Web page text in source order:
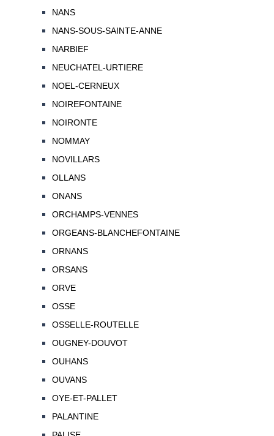
NANS
NANS-SOUS-SAINTE-ANNE
NARBIEF
NEUCHATEL-URTIERE
NOEL-CERNEUX
NOIREFONTAINE
NOIRONTE
NOMMAY
NOVILLARS
OLLANS
ONANS
ORCHAMPS-VENNES
ORGEANS-BLANCHEFONTAINE
ORNANS
ORSANS
ORVE
OSSE
OSSELLE-ROUTELLE
OUGNEY-DOUVOT
OUHANS
OUVANS
OYE-ET-PALLET
PALANTINE